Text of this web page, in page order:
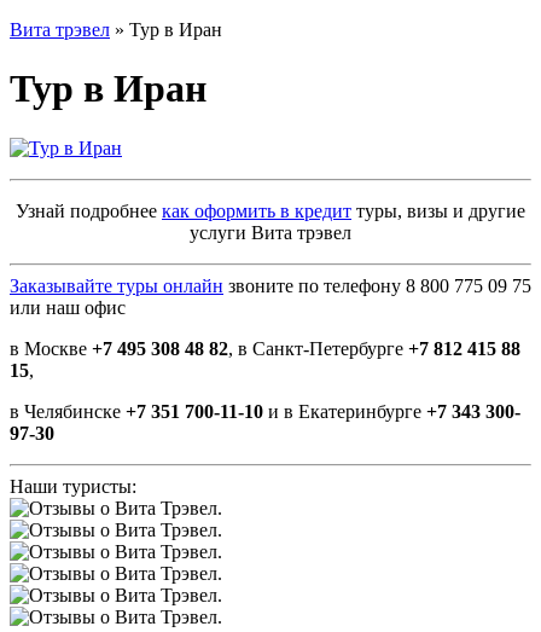
Вита трэвел » Тур в Иран
Тур в Иран
Узнай подробнее как оформить в кредит туры, визы и другие
услуги Вита трэвел
Заказывайте туры онлайн звоните по телефону 8 800 775 09 75
или наш офис
в Москве +7 495 308 48 82, в Санкт-Петербурге +7 812 415 88
15,
в Челябинске +7 351 700-11-10 и в Екатеринбурге +7 343 300-
97-30
Наши туристы: